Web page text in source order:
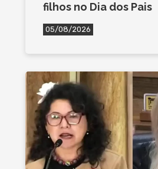
filhos no Dia dos Pais
05/08/2026